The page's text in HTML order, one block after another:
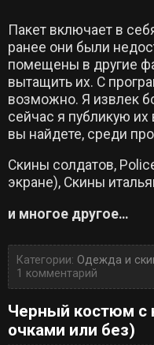
Пакет включает в
ранее они были
помещены в другие
вытащить их. С
возможно. Я извлек
сейчас я публикую их
вы найдете, среди
Скины солдатов,
экране), Скины
и многое другое…
Категории: Одежда и
1 комментарий
Черный костюм с
очками или без)